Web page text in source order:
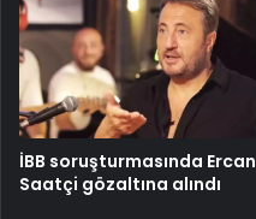
İBB soruşturmasında Ercan
Saatçi gözaltına alındı